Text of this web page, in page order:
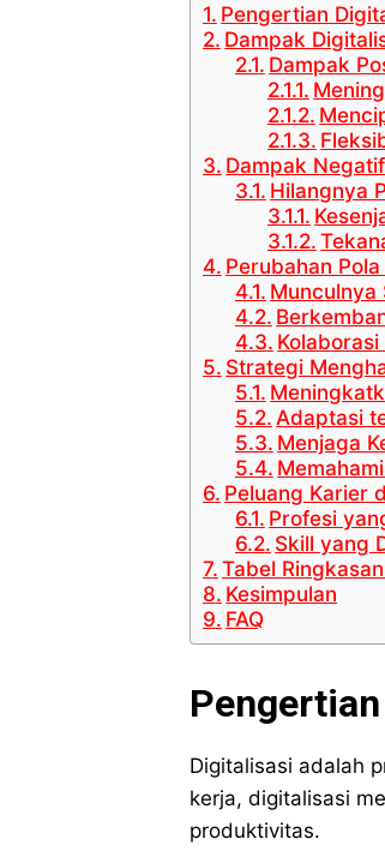
Pengertian
Dampak
Dampak
Dampak
Hilangnya
Perubahan
Munculnya
Kolaborasi
Strategi
Adaptasi
Menjaga
Peluang Karier
Profesi
Skill yang
Tabel
Kesimpulan
FAQ
Digitalisasi adalah
kerja, digitalisasi
produktivitas.